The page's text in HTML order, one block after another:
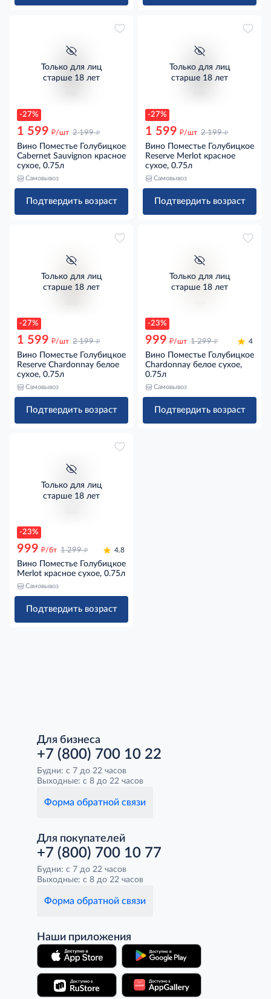
-27%
Только для лиц
старше 18 лет
1 599 д/шт 2 199 д
Вино Поместье Голубицкое
Cabernet Sauvignon красное
сухое, 0.75л
Самовывоз
Подтвердить возраст
-27%
Только для лиц
старше 18 лет
1 599 д/шт 2 199 д
Вино Поместье Голубицкое
Reserve Merlot красное
сухое, 0.75л
Самовывоз
Подтвердить возраст
-27%
Только для лиц
старше 18 лет
1 599 д/шт 2 199 д
Вино Поместье Голубицкое
Reserve Chardonnay белое
сухое, 0.75л
Самовывоз
Подтвердить возраст
-23%
Только для лиц
старше 18 лет
999 д/шт 1 299 д 4
Вино Поместье Голубицкое
Chardonnay белое сухое,
0.75л
Самовывоз
Подтвердить возраст
-23%
Только для лиц
старше 18 лет
999 д/бт 1 299 д 4.8
Вино Поместье Голубицкое
Merlot красное сухое, 0.75л
Самовывоз
Подтвердить возраст
Для бизнеса
+7 (800) 700 10 22
Будни: с 7 до 22 часов
Выходные: с 8 до 22 часов
Форма обратной связи
Для покупателей
+7 (800) 700 10 77
Будни: с 7 до 22 часов
Выходные: с 8 до 22 часов
Форма обратной связи
Наши приложения